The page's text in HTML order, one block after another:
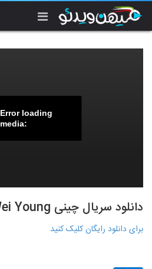
Error loading
media:
دانلود سریال چینی The Princess Wei Young
برای دانلود رایگان کلیک کنید